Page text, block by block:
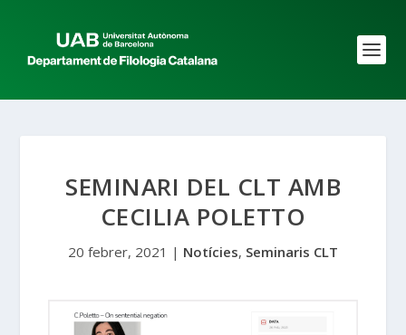
SEMINARI DEL CLT AMB
CECILIA POLETTO
20 febrer, 2021 | Notícies, Seminaris CLT